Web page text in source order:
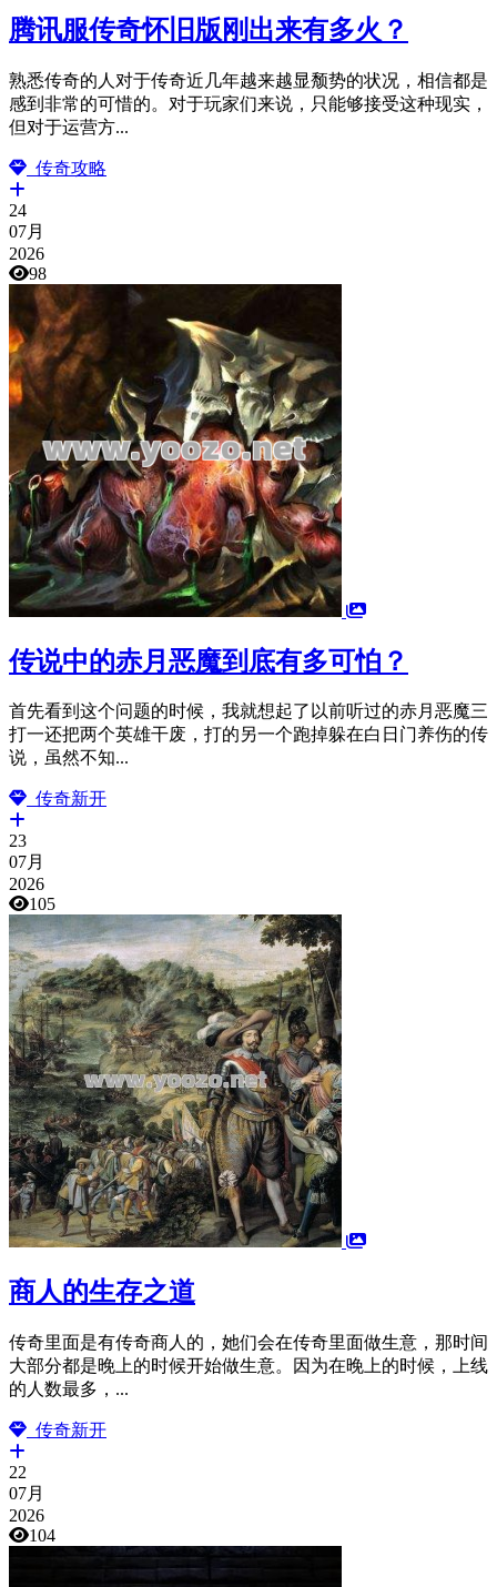
腾讯服传奇怀旧版刚出来有多火？
熟悉传奇的人对于传奇近几年越来越显颓势的状况，相信都是
感到非常的可惜的。对于玩家们来说，只能够接受这种现实，
但对于运营方...
传奇攻略
24
07月
2026
98
传说中的赤月恶魔到底有多可怕？
首先看到这个问题的时候，我就想起了以前听过的赤月恶魔三
打一还把两个英雄干废，打的另一个跑掉躲在白日门养伤的传
说，虽然不知...
传奇新开
23
07月
2026
105
商人的生存之道
传奇里面是有传奇商人的，她们会在传奇里面做生意，那时间
大部分都是晚上的时候开始做生意。因为在晚上的时候，上线
的人数最多，...
传奇新开
22
07月
2026
104